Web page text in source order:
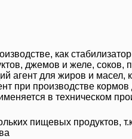
как
джемов и желе, соков,
агент для жиров и масел,
при производстве кормов
в техническом
пищевых продуктов,